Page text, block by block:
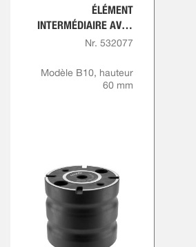
ÉLÉMENT
INTERMÉDIAIRE AVEC
INDEXATION
Nr. 532077
Modèle B10, hauteur
60 mm